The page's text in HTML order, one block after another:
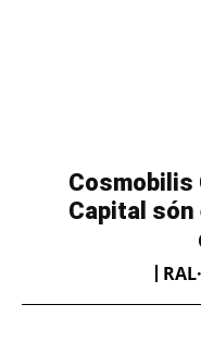
Cosmobilis
Capital